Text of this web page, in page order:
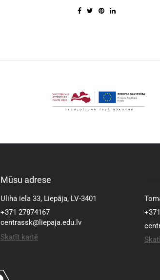
Mūsu adrese
Uliha iela 33, Liepāja, LV-3401
+371 27874167
centrassk@liepaja.edu.lv
Skatīt kartē